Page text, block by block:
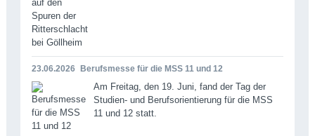
23.06.2026 Berufsmesse für die MSS 11 und 12
Am Freitag, den 19. Juni, fand der Tag der
Studien- und Berufsorientierung für die MSS
11 und 12 statt.